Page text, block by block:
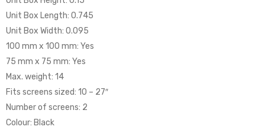
Unit Box Length: 0.745
Unit Box Width: 0.095
100 mm x 100 mm: Yes
75 mm x 75 mm: Yes
Max. weight: 14
Fits screens sized: 10 – 27″
Number of screens: 2
Colour: Black